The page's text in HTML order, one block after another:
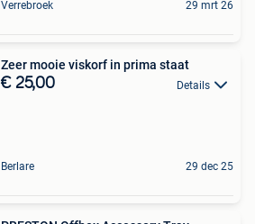
Verrebroek 29 mrt 26
Zeer mooie viskorf in prima staat
€ 25,00 Details
Berlare 29 dec 25